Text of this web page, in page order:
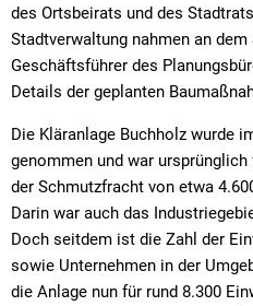
des Ortsbeirats und des
Stadtverwaltung nahmen an
Geschäftsführer des
Details der geplanten
Die Kläranlage Buchholz wurde
genommen und war
der Schmutzfracht von etwa
Darin war auch das
Doch seitdem ist die Zahl der
sowie Unternehmen in der
die Anlage nun für rund 8.300